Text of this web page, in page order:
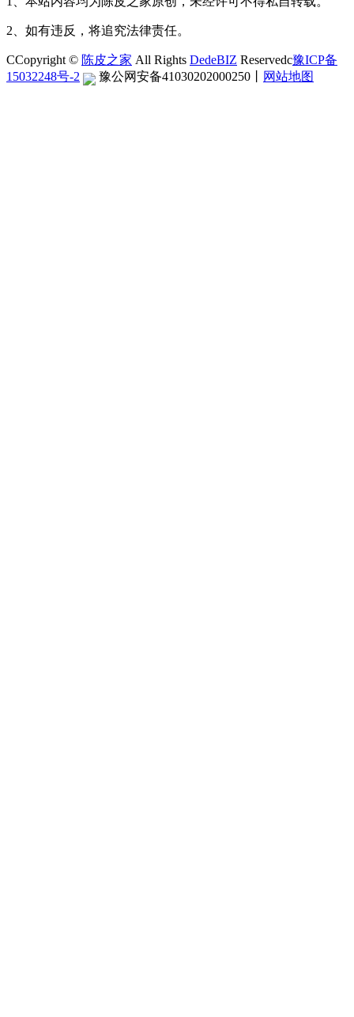
2、如有违反，将追究法律责任。
CCopyright © 陈皮之家 All Rights DedeBIZ Reservedc豫ICP备
15032248号-2
豫公网安备41030202000250 网站地图